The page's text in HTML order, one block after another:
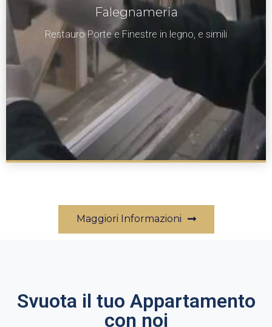
Falegnameria
Restauro Porte e Finestre in legno, e simili
Maggiori Informazioni
Svuota il tuo Appartamento
con noi